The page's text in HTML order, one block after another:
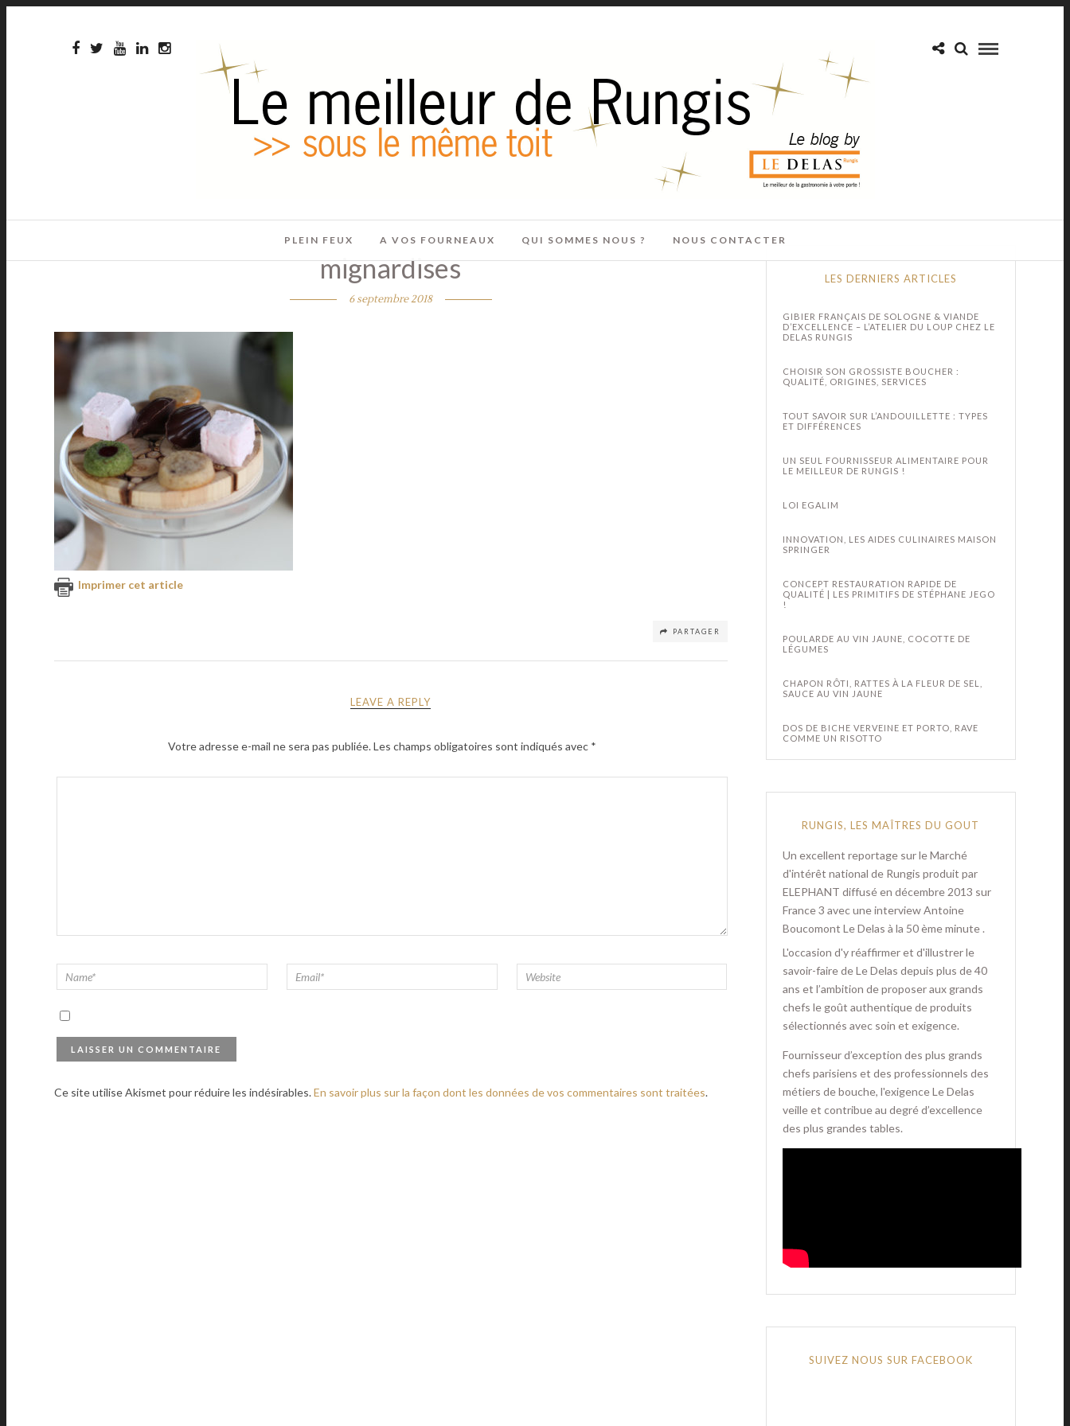
PLEIN FEUX A VOS FOURNEAUX QUI SOMMES NOUS ? NOUS CONTACTER
mignardises
6 septembre 2018
Imprimer cet article
PARTAGER
LEAVE A REPLY
Votre adresse e-mail ne sera pas publiée.Les champs obligatoires sont indiqués avec *
Ce site utilise Akismet pour réduire les indésirables.En savoir plus sur la façon dont les données de vos commentaires sont traitées.
LES DERNIERS ARTICLES
GIBIER FRANÇAIS DE SOLOGNE & VIANDE
D’EXCELLENCE – L’ATELIER DU LOUP CHEZ LE
DELAS RUNGIS
CHOISIR SON GROSSISTE BOUCHER :
QUALITÉ, ORIGINES, SERVICES
TOUT SAVOIR SUR L’ANDOUILLETTE : TYPES
ET DIFFÉRENCES
UN SEUL FOURNISSEUR ALIMENTAIRE POUR
LE MEILLEUR DE RUNGIS !
LOI EGALIM
INNOVATION, LES AIDES CULINAIRES MAISON
SPRINGER
CONCEPT RESTAURATION RAPIDE DE
QUALITÉ | LES PRIMITIFS DE STÉPHANE JEGO
!
POULARDE AU VIN JAUNE, COCOTTE DE
LÉGUMES
CHAPON RÔTI, RATTES À LA FLEUR DE SEL,
SAUCE AU VIN JAUNE
DOS DE BICHE VERVEINE ET PORTO, RAVE
COMME UN RISOTTO
RUNGIS, LES MAÎTRES DU GOUT
Un excellent reportage sur le Marché
d'intérêt national de Rungis produit par
ELEPHANT diffusé en décembre 2013 sur
France 3 avec une interview Antoine
Boucomont Le Delas à la 50 ème minute .
L'occasion d'y réaffirmer et d'illustrer le
savoir-faire de Le Delas depuis plus de 40
ans et l’ambition de proposer aux grands
chefs le goût authentique de produits
sélectionnés avec soin et exigence.
Fournisseur d’exception des plus grands
chefs parisiens et des professionnels des
métiers de bouche, l'exigence Le Delas
veille et contribue au degré d’excellence
des plus grandes tables.
SUIVEZ NOUS SUR FACEBOOK